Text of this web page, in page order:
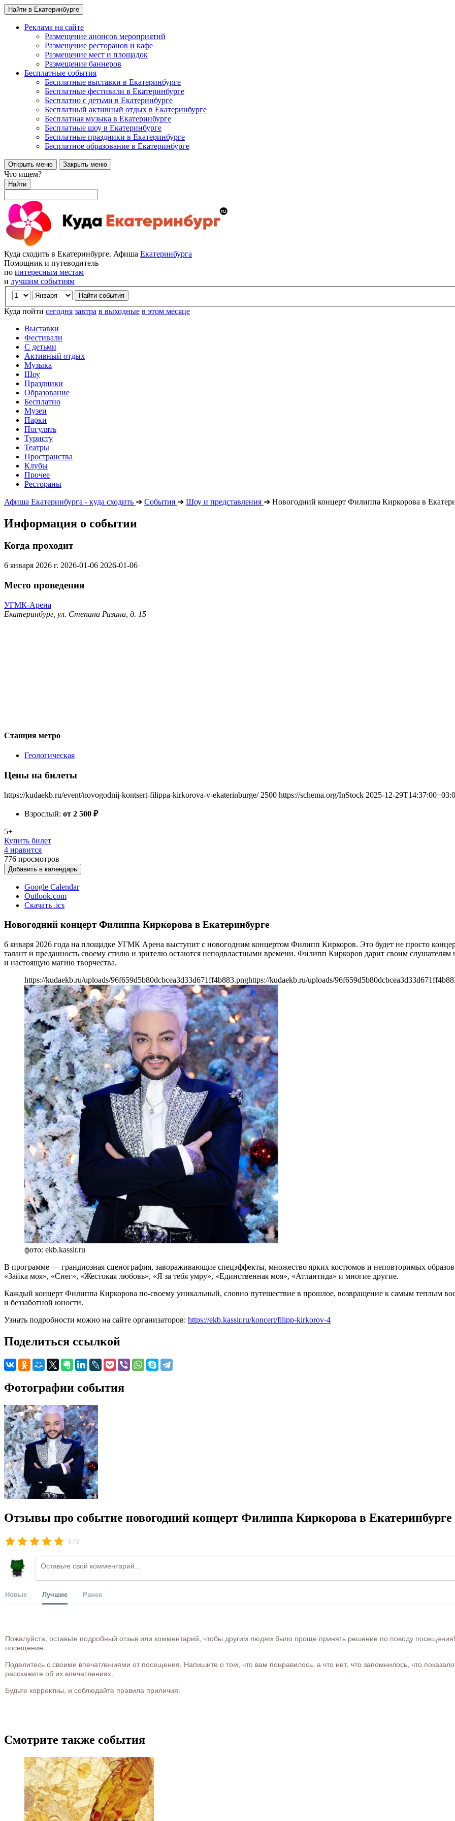
Найти в Екатеринбурге
Реклама на сайте
Размещение анонсов мероприятий
Размещение ресторанов и кафе
Размещение мест и площадок
Размещение баннеров
Бесплатные события
Бесплатные выставки в Екатеринбурге
Бесплатные фестивали в Екатеринбурге
Бесплатно с детьми в Екатеринбурге
Бесплатный активный отдых в Екатеринбурге
Бесплатная музыка в Екатеринбурге
Бесплатные шоу в Екатеринбурге
Бесплатные праздники в Екатеринбурге
Бесплатное образование в Екатеринбурге
Открыть меню Закрыть меню
Что ищем?
Найти
Куда сходить в Екатеринбурге. Афиша Екатеринбурга
Помощник и путеводитель
по интересным местам
и лучшим событиям
Куда пойти сегодня завтра в выходные в этом месяце
Выставки
Фестивали
С детьми
Активный отдых
Музыка
Шоу
Праздники
Образование
Бесплатно
Музеи
Парки
Погулять
Туристу
Театры
Пространства
Клубы
Прочее
Рестораны
Афиша Екатеринбурга - куда сходить ➔ События ➔ Шоу и представления ➔ Новогодний концерт Филиппа Киркорова в
Информация о событии
Когда проходит
6 января 2026 г. 2026-01-06 2026-01-06
Место проведения
УГМК-Арена
Екатеринбург, ул. Степана Разина, д. 15
Станция метро
Геологическая
Цены на билеты
https://kudaekb.ru/event/novogodnij-kontsert-filippa-kirkorova-v-ekaterinburge/ 2500 https://schema.org/InStock 2025-12-
Взрослый: от 2 500 ₽
5+
Купить билет
4 нравится
776 просмотров
Добавить в календарь
Google Calendar
Outlook.com
Скачать .ics
Новогодний концерт Филиппа Киркорова в Екатеринбурге
6 января 2026 года на площадке УГМК Арена выступит с новогодним концертом Филипп Киркоров. Это будет не просто
талант и преданность своему стилю и зрителю остаются неподвластными времени. Филипп Киркоров дарит своим слушателям
и настоящую магию творчества.
https://kudaekb.ru/uploads/96f659d5b80dcbcea3d33d671ff4b883.pnghttps://kudaekb.ru/uploads/
фото: ekb.kassir.ru
В программе — грандиозная сценография, завораживающие спецэффекты, множество ярких костюмов и неповторимых
«Зайка моя», «Снег», «Жестокая любовь», «Я за тебя умру», «Единственная моя», «Атлантида» и многие другие.
Каждый концерт Филиппа Киркорова по-своему уникальный, словно путешествие в прошлое, возвращение к самым теплым
и беззаботной юности.
Узнать подробности можно на сайте организаторов: https://ekb.kassir.ru/koncert/filipp-kirkorov-4
Поделиться ссылкой
Фотографии события
Отзывы про событие новогодний концерт Филиппа Киркорова в Екатеринбурге
5 /2
Новые Лучшие Ранее
Пожалуйста, оставьте подробный отзыв или комментарий, чтобы другим людям было проще принять решение по поводу посещения!
посещение.
Поделитесь с своими впечатлениями от посещения. Напишите о том, что вам понравилось, а что нет, что запомнилось, что
расскажите об их впечатлениях.
Будьте корректны, и соблюдайте правила приличия.
Смотрите также события